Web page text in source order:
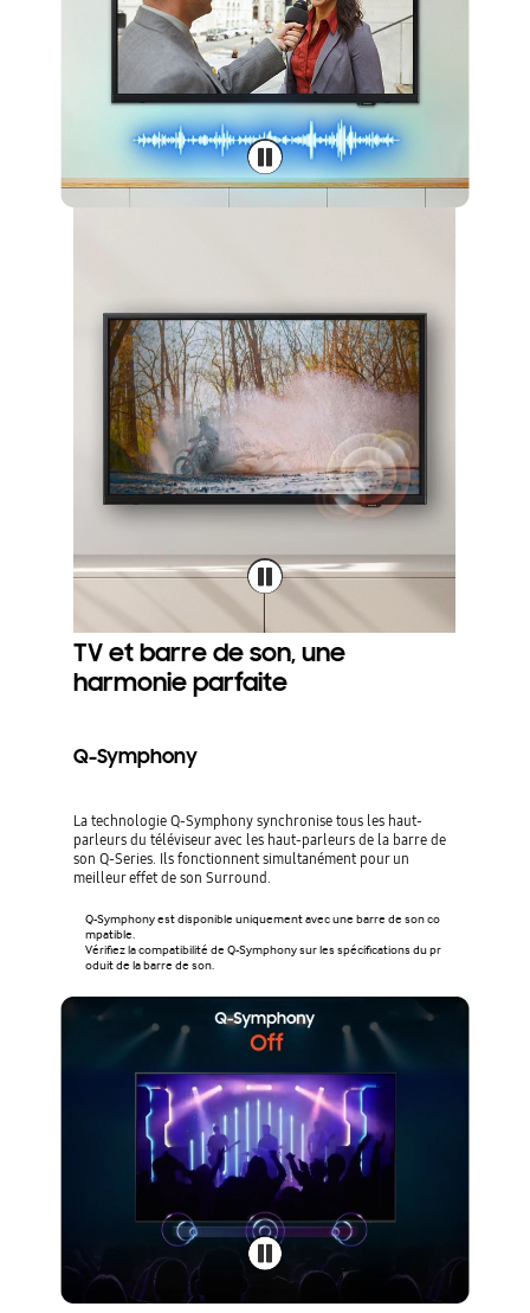
TV et barre de son, une
harmonie parfaite
Q-Symphony
La technologie Q-Symphony synchronise tous les haut-
parleurs du téléviseur avec les haut-parleurs de la barre de
son Q-Series. Ils fonctionnent simultanément pour un
meilleur effet de son Surround.
Q-Symphony est disponible uniquement avec une barre de son co
mpatible.
Vérifiez la compatibilité de Q-Symphony sur les spécifications du pr
oduit de la barre de son.